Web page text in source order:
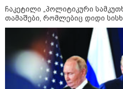
16:37 /
16:14 /
ჩაკეტილი „პოლიტიკური
თამაშები, რომლებიც დიდი